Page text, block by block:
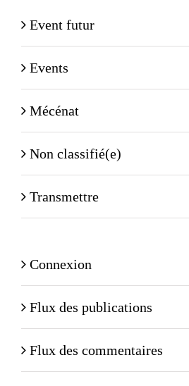
Event futur
Events
Mécénat
Non classifié(e)
Transmettre
Connexion
Flux des publications
Flux des commentaires